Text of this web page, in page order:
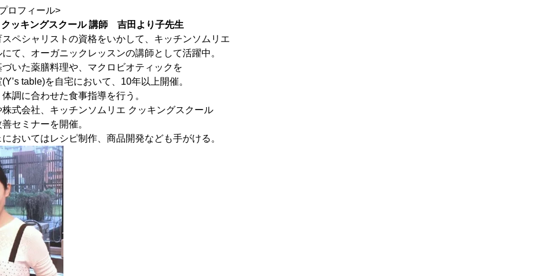
ロフィール>
ッキングスクール 講師 吉田より子先生
ペシャリストの資格をいかして、キッチンソムリエ
て、オーガニックレッスンの講師として活躍中。
いた薬膳料理や、マクロビオティックを
table)を自宅において、10年以上開催。
調に合わせた食事指導を行う。
式会社、キッチンソムリエ クッキングスクール
セミナーを開催。
おいてはレシピ制作、商品開発なども手がける。